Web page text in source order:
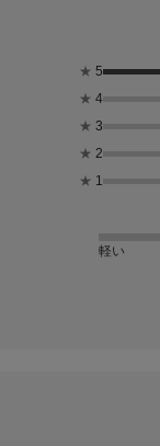
★ 5
★ 4
★ 3
★ 2
★ 1
軽い